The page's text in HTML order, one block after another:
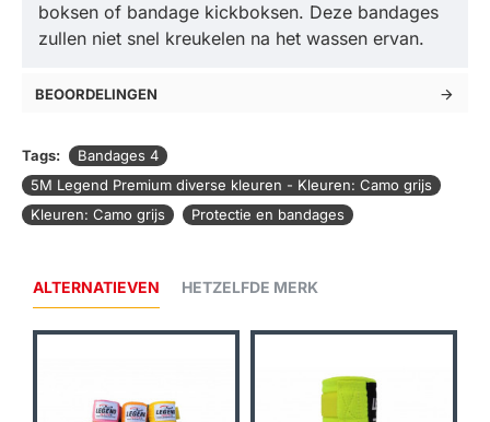
boksen of bandage kickboksen. Deze bandages
zullen niet snel kreukelen na het wassen ervan.
BEOORDELINGEN
Tags:
Bandages 4
5M Legend Premium diverse kleuren - Kleuren: Camo grijs
Kleuren: Camo grijs
Protectie en bandages
ALTERNATIEVEN HETZELFDE MERK